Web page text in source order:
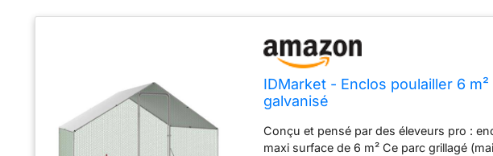
IDMarket - Enclos poulailler 6
galvanisé
Conçu et pensé par des éleveurs pro :
maxi surface de 6 m² Ce parc grillagé